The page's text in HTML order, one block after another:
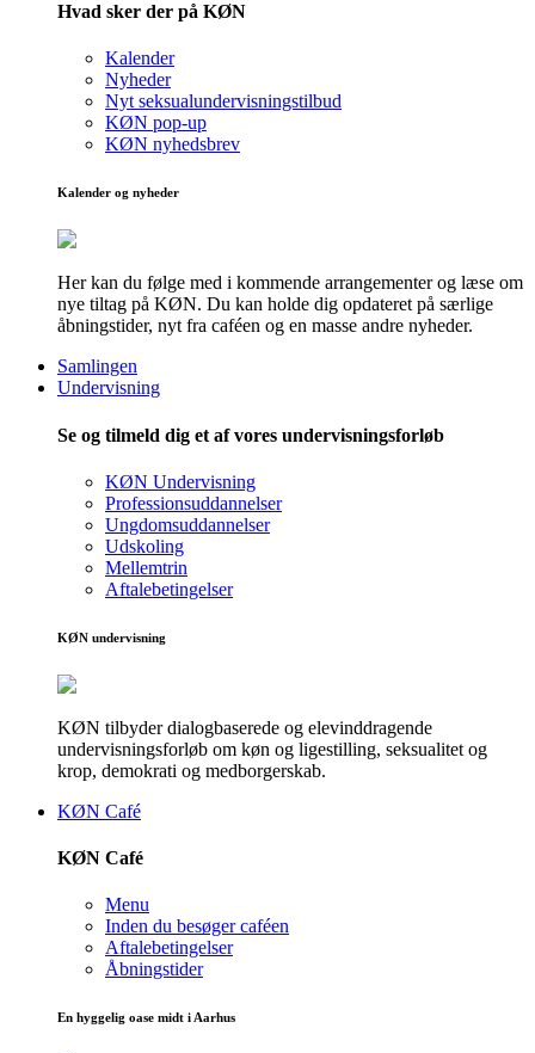
Hvad sker der på KØN
Kalender
Nyheder
Nyt seksualundervisningstilbud
KØN pop-up
KØN nyhedsbrev
Kalender og nyheder
Her kan du følge med i kommende arrangementer og læse om
nye tiltag på KØN. Du kan holde dig opdateret på særlige
åbningstider, nyt fra caféen og en masse andre nyheder.
Samlingen
Undervisning
Se og tilmeld dig et af vores undervisningsforløb
KØN Undervisning
Professionsuddannelser
Ungdomsuddannelser
Udskoling
Mellemtrin
Aftalebetingelser
KØN undervisning
KØN tilbyder dialogbaserede og elevinddragende
undervisningsforløb om køn og ligestilling, seksualitet og
krop, demokrati og medborgerskab.
KØN Café
KØN Café
Menu
Inden du besøger caféen
Aftalebetingelser
Åbningstider
En hyggelig oase midt i Aarhus